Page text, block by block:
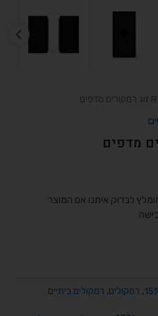
לבדוק איתנו אם המוצר
, רמקולים, רמקולים ביתיים